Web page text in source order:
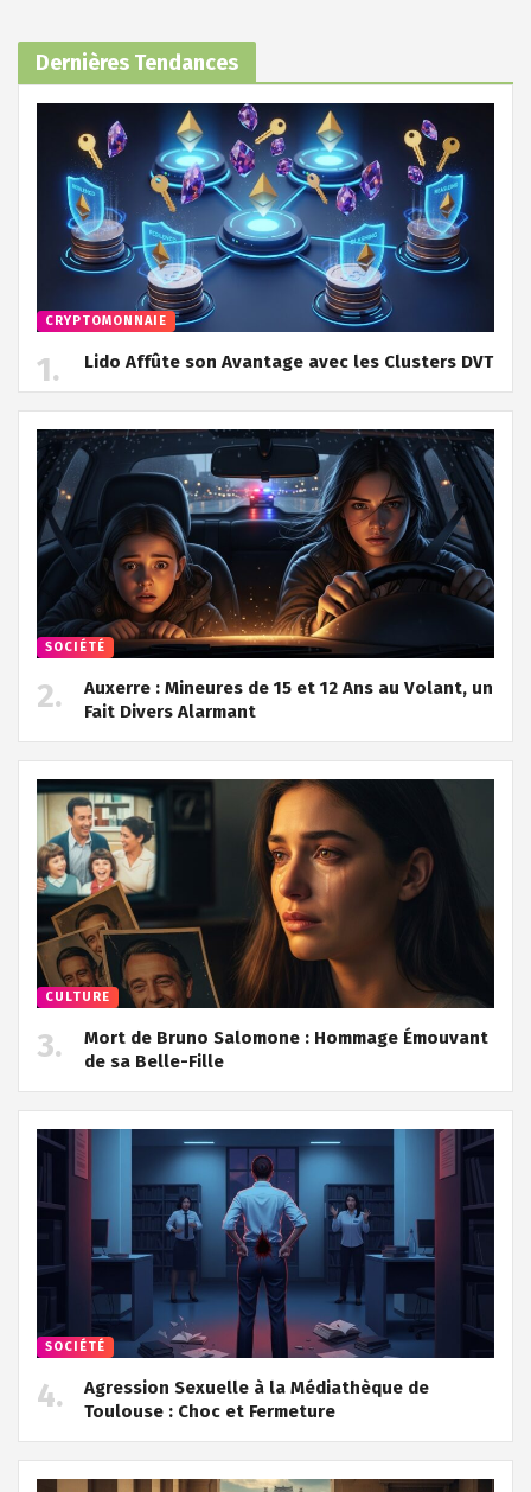
Dernières Tendances
CRYPTOMONNAIE
Lido Affûte son Avantage avec les Clusters DVT
SOCIÉTÉ
Auxerre : Mineures de 15 et 12 Ans au Volant, un
Fait Divers Alarmant
CULTURE
Mort de Bruno Salomone : Hommage Émouvant
de sa Belle-Fille
SOCIÉTÉ
Agression Sexuelle à la Médiathèque de
Toulouse : Choc et Fermeture